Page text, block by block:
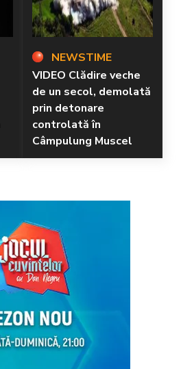
NEWSTIME
VIDEO Clădire veche
de un secol, demolată
prin detonare
controlată în
Câmpulung Muscel